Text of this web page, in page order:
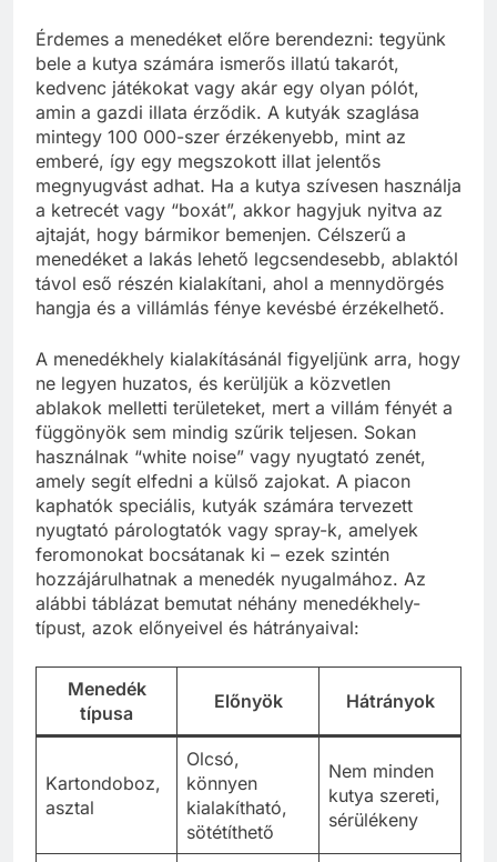
Érdemes a menedéket előre berendezni: tegyünk
bele a kutya számára ismerős illatú takarót,
kedvenc játékokat vagy akár egy olyan pólót,
amin a gazdi illata érződik. A kutyák szaglása
mintegy 100 000-szer érzékenyebb, mint az
emberé, így egy megszokott illat jelentős
megnyugvást adhat. Ha a kutya szívesen használja
a ketrecét vagy “boxát”, akkor hagyjuk nyitva az
ajtaját, hogy bármikor bemenjen. Célszerű a
menedéket a lakás lehető legcsendesebb, ablaktól
távol eső részén kialakítani, ahol a mennydörgés
hangja és a villámlás fénye kevésbé érzékelhető.
A menedékhely kialakításánál figyeljünk arra, hogy
ne legyen huzatos, és kerüljük a közvetlen
ablakok melletti területeket, mert a villám fényét a
függönyök sem mindig szűrik teljesen. Sokan
használnak “white noise” vagy nyugtató zenét,
amely segít elfedni a külső zajokat. A piacon
kaphatók speciális, kutyák számára tervezett
nyugtató párologtatók vagy spray-k, amelyek
feromonokat bocsátanak ki – ezek szintén
hozzájárulhatnak a menedék nyugalmához. Az
alábbi táblázat bemutat néhány menedékhely-
típust, azok előnyeivel és hátrányaival:
Menedék
típusa
Előnyök Hátrányok
Kartondoboz,
asztal
Olcsó,
könnyen
kialakítható,
sötétíthető
Nem minden
kutya szereti,
sérülékeny